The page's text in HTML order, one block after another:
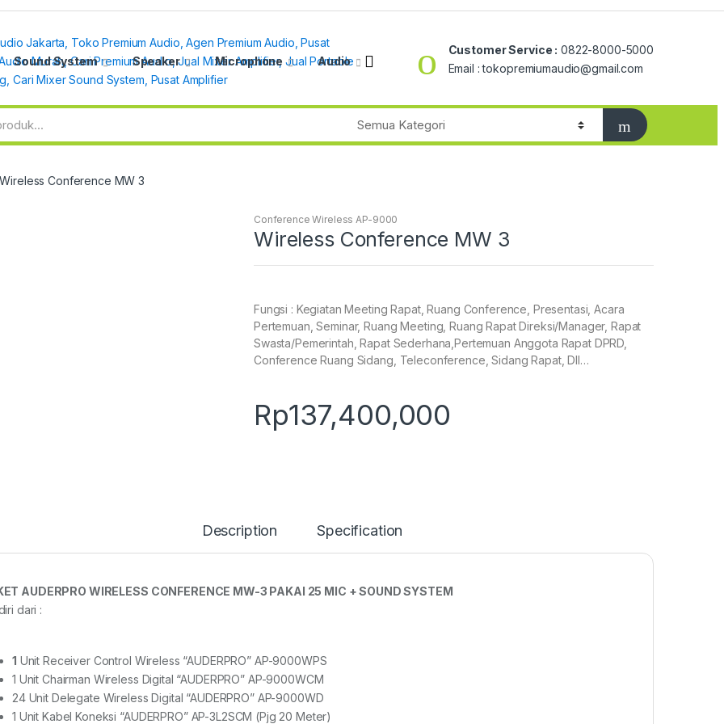
Sound System Speaker Microphone Audio
Customer Service : 0822-8000-5000
Email : tokopremiumaudio@gmail.com
Wireless Conference MW 3
Conference Wireless AP-9000
Wireless Conference MW 3
Fungsi : Kegiatan Meeting Rapat, Ruang Conference, Presentasi, Acara
Pertemuan, Seminar, Ruang Meeting, Ruang Rapat Direksi/Manager, Rapat
Swasta/Pemerintah, Rapat Sederhana,Pertemuan Anggota Rapat DPRD,
Conference Ruang Sidang, Teleconference, Sidang Rapat, Dll…
Rp137,400,000
Description Specification
AUDERPRO WIRELESS CONFERENCE MW-3 PAKAI 25 MIC + SOUND SYSTEM
dari :
1 Unit Receiver Control Wireless “AUDERPRO” AP-9000WPS
1 Unit Chairman Wireless Digital “AUDERPRO” AP-9000WCM
24 Unit Delegate Wireless Digital “AUDERPRO” AP-9000WD
1 Unit Kabel Koneksi “AUDERPRO” AP-3L2SCM (Pjg 20 Meter)